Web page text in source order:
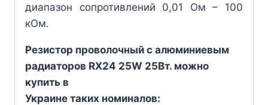
диапазон сопротивлений 0,01 Ом – 100
кОм.
Резистор проволочный с алюминиевым
радиаторов RX24 25W 25Вт. можно
купить в
Украине таких номиналов: